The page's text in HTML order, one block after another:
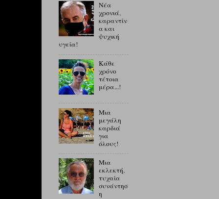
Νέα
χρονιά,
καραντίν
α και
ψυχική
υγεία!
Κάθε
χρόνο
τέτοια
μέρα...!
Μια
μεγάλη
καρδιά
για
όλους!
Μια
εκλεκτή,
τυχαία
συνάντησ
η